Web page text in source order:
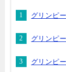
グリンピ
グリンピ
グリンピ